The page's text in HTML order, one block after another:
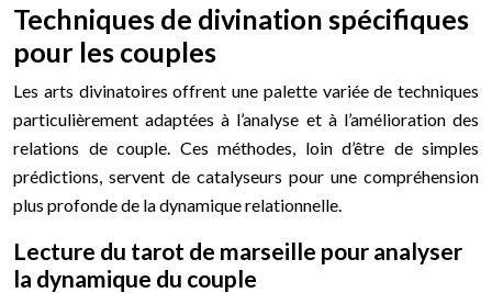
Techniques de divination spécifiques
pour les couples
Les arts divinatoires offrent une palette variée de techniques
particulièrement adaptées à l’analyse et à l’amélioration des
relations de couple. Ces méthodes, loin d’être de simples
prédictions, servent de catalyseurs pour une compréhension
plus profonde de la dynamique relationnelle.
Lecture du tarot de marseille pour analyser
la dynamique du couple